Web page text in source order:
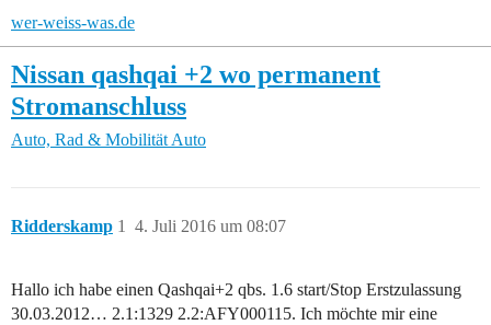
wer-weiss-was.de
Nissan qashqai +2 wo permanent
Stromanschluss
Auto, Rad & Mobilität Auto
Ridderskamp 4. Juli 2016 um 08:07
1
Hallo ich habe einen Qashqai+2 qbs. 1.6 start/Stop Erstzulassung
30.03.2012… 2.1:1329 2.2:AFY000115. Ich möchte mir eine